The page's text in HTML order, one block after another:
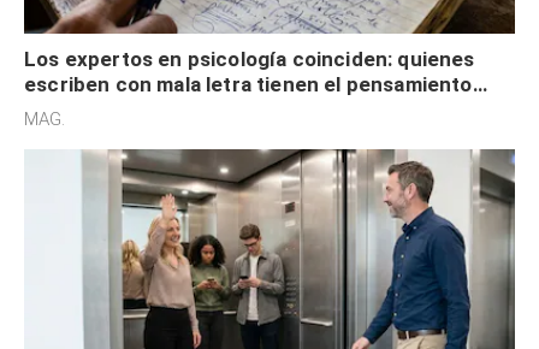
Los expertos en psicología coinciden: quienes
escriben con mala letra tienen el pensamiento
acelerado y no lo hacen por desinterés
MAG.